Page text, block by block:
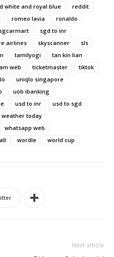
white and royal blue
reddit
romeo lavia
ronaldo
sgcarmart
sgd to inr
airlines skyscanner
sls
tamilyogi
tan kin lian
web ticketmaster
tiktok
uniqlo singapore
uob ibanking
usd to inr
usd to sgd
weather today
whatsapp web
wordle world cup
Next article